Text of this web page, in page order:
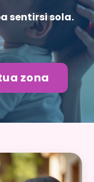
sentirsi sola.
zona